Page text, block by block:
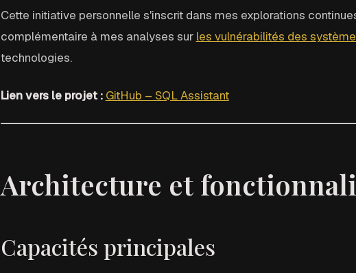
Cette initiative personnelle s'inscrit dans mes explorations
complémentaire à mes analyses sur les vulnérabilités des
technologies.
Lien vers le projet : GitHub – SQL Assistant
Architecture et
Capacités principales